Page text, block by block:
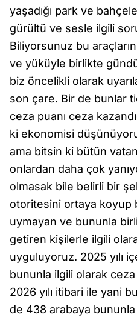
yaşadığı park ve
gürültü ve sesle ilgili
Biliyorsunuz bu
ve yüküyle birlikte
biz öncelikli olarak
son çare. Bir de bunlar
ceza puanı ceza
ki ekonomisi
ama bitsin ki bütün
onlardan daha çok
olmasak bile belirli bir
otoritesini ortaya koyup
uymayan ve bununla
getiren kişilerle ilgili
uyguluyoruz. 2025 yılı
bununla ilgili olarak ceza
2026 yılı itibari ile yani
de 438 arabaya